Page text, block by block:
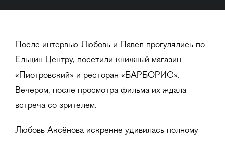
После интервью Любовь и Павел прогулялись по
Ельцин Центру, посетили книжный магазин
«Пиотровский» и ресторан «БАРБОРИС».
Вечером, после просмотра фильма их ждала
встреча со зрителем.
Любовь Аксёнова искренне удивилась полному